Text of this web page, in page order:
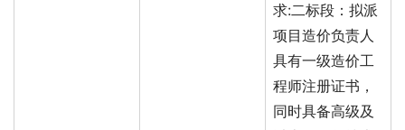
求:二标段：拟派
项目造价负责人
具有一级造价工
程师注册证书，
同时具备高级及